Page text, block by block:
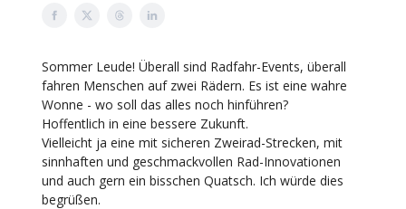
Sommer Leude! Überall sind Radfahr-Events, überall
fahren Menschen auf zwei Rädern. Es ist eine wahre
Wonne - wo soll das alles noch hinführen?
Hoffentlich in eine bessere Zukunft.
Vielleicht ja eine mit sicheren Zweirad-Strecken, mit
sinnhaften und geschmackvollen Rad-Innovationen
und auch gern ein bisschen Quatsch. Ich würde dies
begrüßen.